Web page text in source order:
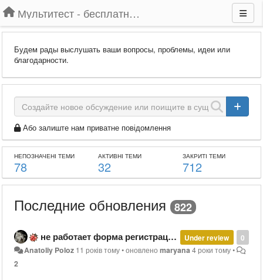
Мультитест - бесплатный подбор провайдера по адресу
Будем рады выслушать ваши вопросы, проблемы, идеи или
благодарности.
Або залиште нам приватне повідомлення
НЕПОЗНАЧЕНІ ТЕМИ
78
АКТИВНІ ТЕМИ
32
ЗАКРИТІ ТЕМИ
712
Последние обновления 822
0
Under review
не работает форма регистрации
Anatoliy Poloz 11 років тому•оновленоmaryana4 роки тому•
2